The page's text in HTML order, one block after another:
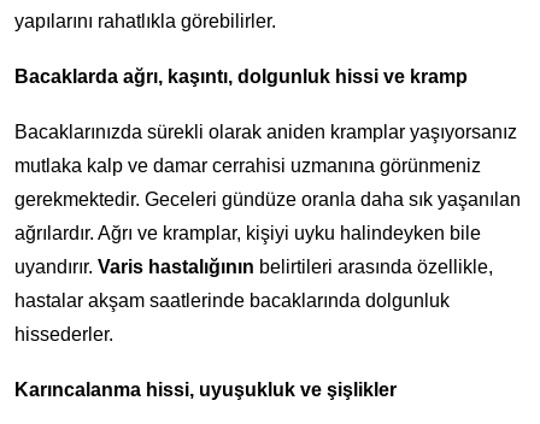
yapılarını rahatlıkla görebilirler.
Bacaklarda ağrı, kaşıntı, dolgunluk hissi ve kramp
Bacaklarınızda sürekli olarak aniden kramplar yaşıyorsanız
mutlaka kalp ve damar cerrahisi uzmanına görünmeniz
gerekmektedir. Geceleri gündüze oranla daha sık yaşanılan
ağrılardır. Ağrı ve kramplar, kişiyi uyku halindeyken bile
uyandırır. Varis hastalığının belirtileri arasında özellikle,
hastalar akşam saatlerinde bacaklarında dolgunluk
hissederler.
Karıncalanma hissi, uyuşukluk ve şişlikler